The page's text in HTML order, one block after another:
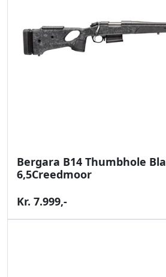
Bergara B14 Thumbhole
6,5Creedmoor
Kr. 7.999,-